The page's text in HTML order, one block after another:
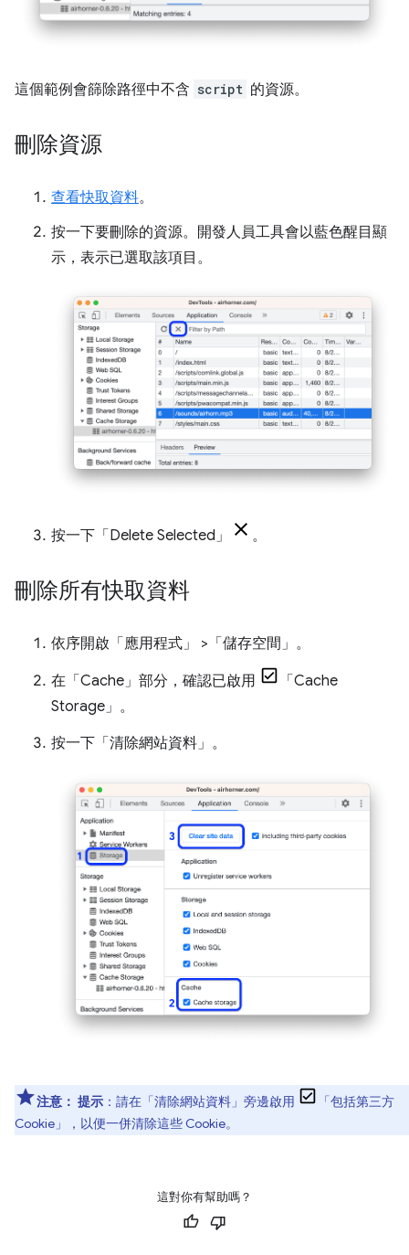
這個範例會篩除路徑中不含 script 的資源。
刪除資源
查看快取資料。
按一下要刪除的資源。開發人員工具會以藍色醒目顯
示，表示已選取該項目。
按一下「Delete Selected」 。
刪除所有快取資料
依序開啟「應用程式」 >「儲存空間」 。
在「Cache」 部分，確認已啟用
「Cache
Storage」 。
按一下「清除網站資料」 。
注意： 提示 ：請在「清除網站資料」 旁邊啟用
「包括第三方
Cookie」
，以便一併清除這些 Cookie。
這對你有幫助嗎？